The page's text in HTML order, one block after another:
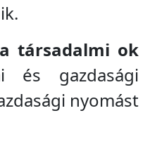
társadalmi ok
és gazdasági
nyomást